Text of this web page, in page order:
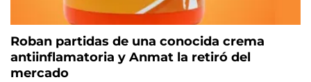
Roban partidas de una conocida crema
antiinflamatoria y Anmat la retiró del
mercado